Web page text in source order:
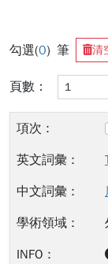
勾選(0) 筆 清
頁數：